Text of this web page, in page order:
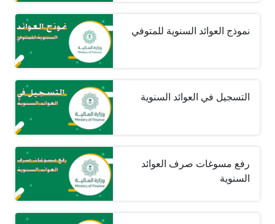
نموذج العوائد السنوية للمتوفي
التسجيل في العوائد السنوية
رفع مسوغات صرف العوائد
السنوية